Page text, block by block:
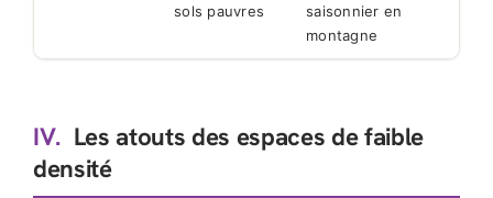
sols pauvres
saisonnier en
montagne
IV. Les atouts des espaces de faible
densité